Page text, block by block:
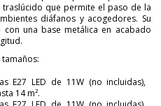
que permite el paso de la
diáfanos y acogedores. Su
una base metálica en acabado
E27 LED de 11W (no incluidas),
14 m².